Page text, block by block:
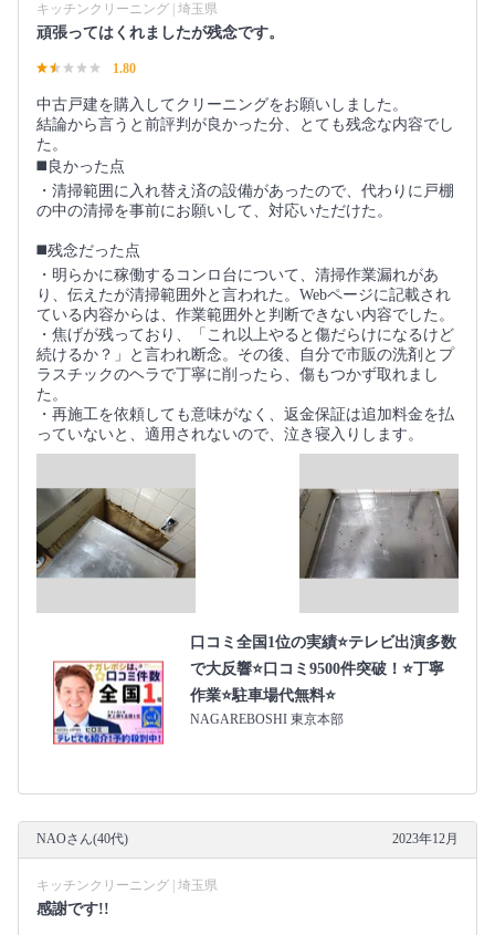
キッチンクリーニング | 埼玉県
頑張ってはくれましたが残念です。
1.80
中古戸建を購入してクリーニングをお願いしました。
結論から言うと前評判が良かった分、とても残念な内容でし
た。
◼️良かった点
・清掃範囲に入れ替え済の設備があったので、代わりに戸棚
の中の清掃を事前にお願いして、対応いただけた。
◼️残念だった点
・明らかに稼働するコンロ台について、清掃作業漏れがあ
り、伝えたが清掃範囲外と言われた。Webページに記載され
ている内容からは、作業範囲外と判断できない内容でした。
・焦げが残っており、「これ以上やると傷だらけになるけど
続けるか？」と言われ断念。その後、自分で市販の洗剤とプ
ラスチックのヘラで丁寧に削ったら、傷もつかず取れまし
た。
・再施工を依頼しても意味がなく、返金保証は追加料金を払
っていないと、適用されないので、泣き寝入りします。
口コミ全国1位の実績⭐テレビ出演多数
で大反響⭐口コミ9500件突破！⭐丁寧
作業⭐駐車場代無料⭐
NAGAREBOSHI 東京本部
NAOさん(40代) 2023年12月
キッチンクリーニング | 埼玉県
感謝です!!